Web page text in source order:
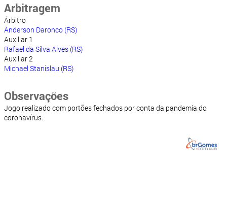
Arbitragem
Árbitro
Anderson Daronco (RS)
Auxiliar 1
Rafael da Silva Alves (RS)
Auxiliar 2
Michael Stanislau (RS)
Observações
Jogo realizado com portões fechados por conta da pandemia do
coronavírus.